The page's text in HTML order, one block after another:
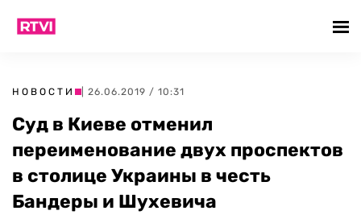
НОВОСТИ | 26.06.2019 / 10:31
Суд в Киеве отменил
переименование двух проспектов
в столице Украины в честь
Бандеры и Шухевича